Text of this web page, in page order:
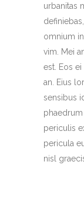
urbanitas
omnium
vim. Mei
est. Eos
an. Eius
sensibus
periculis
pericula
nisl